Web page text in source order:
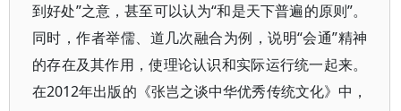
到好处”之意，甚至可以认为“和是天下普遍的原则”。
同时，作者举儒、道几次融合为例，说明“会通”精神
的存在及其作用，使理论认识和实际运行统一起来。
在2012年出版的《张岂之谈中华优秀传统文化》中，